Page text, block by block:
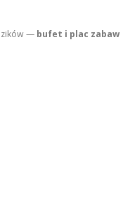
— bufet i plac zabaw